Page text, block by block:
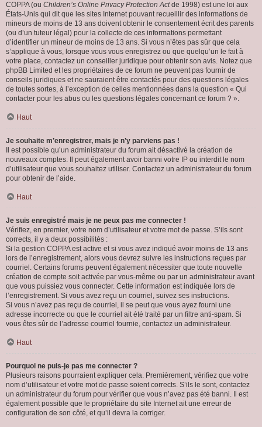
COPPA (ou Children’s Online Privacy Protection Actde 1998) est une loi aux
États-Unis qui dit que les sites Internet pouvant recueillir des informations de
mineurs de moins de 13 ans doivent obtenir le consentement écrit des parents
(ou d’un tuteur légal) pour la collecte de ces informations permettant
d’identifier un mineur de moins de 13 ans. Si vous n’êtes pas sûr que cela
s’applique à vous, lorsque vous vous enregistrez ou que quelqu’un le fait à
votre place, contactez un conseiller juridique pour obtenir son avis. Notez que
phpBB Limited et les propriétaires de ce forum ne peuvent pas fournir de
conseils juridiques et ne sauraient être contactés pour des questions légales
de toutes sortes, à l’exception de celles mentionnées dans la question « Qui
contacter pour les abus ou les questions légales concernant ce forum ? ».
Haut
Je souhaite m’enregistrer, mais je n’y parviens pas !
Il est possible qu’un administrateur du forum ait désactivé la création de
nouveaux comptes. Il peut également avoir banni votre IP ou interdit le nom
d’utilisateur que vous souhaitez utiliser. Contactez un administrateur du forum
pour obtenir de l’aide.
Haut
Je suis enregistré mais je ne peux pas me connecter !
Vérifiez, en premier, votre nom d’utilisateur et votre mot de passe. S’ils sont
corrects, il y a deux possibilités :
Si la gestion COPPA est active et si vous avez indiqué avoir moins de 13 ans
lors de l’enregistrement, alors vous devrez suivre les instructions reçues par
courriel. Certains forums peuvent également nécessiter que toute nouvelle
création de compte soit activée par vous-même ou par un administrateur avant
que vous puissiez vous connecter. Cette information est indiquée lors de
l’enregistrement. Si vous avez reçu un courriel, suivez ses instructions.
Si vous n’avez pas reçu de courriel, il se peut que vous ayez fourni une
adresse incorrecte ou que le courriel ait été traité par un filtre anti-spam. Si
vous êtes sûr de l’adresse courriel fournie, contactez un administrateur.
Haut
Pourquoi ne puis-je pas me connecter ?
Plusieurs raisons pourraient expliquer cela. Premièrement, vérifiez que votre
nom d’utilisateur et votre mot de passe soient corrects. S’ils le sont, contactez
un administrateur du forum pour vérifier que vous n’avez pas été banni. Il est
également possible que le propriétaire du site Internet ait une erreur de
configuration de son côté, et qu’il devra la corriger.